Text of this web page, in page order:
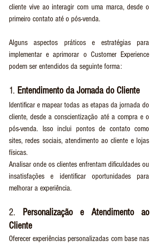
cliente vive ao interagir com uma marca, desde o
primeiro contato até o pós-venda.
Alguns aspectos práticos e estratégias para
implementar e aprimorar o Customer Experience
podem ser entendidos da seguinte forma:
1. Entendimento da Jornada do Cliente
Identificar e mapear todas as etapas da jornada do
cliente, desde a conscientização até a compra e o
pós-venda. Isso inclui pontos de contato como
sites, redes sociais, atendimento ao cliente e lojas
físicas.
Analisar onde os clientes enfrentam dificuldades ou
insatisfações e identificar oportunidades para
melhorar a experiência.
2.
Personalização e Atendimento ao
Cliente
Oferecer experiências personalizadas com base nas